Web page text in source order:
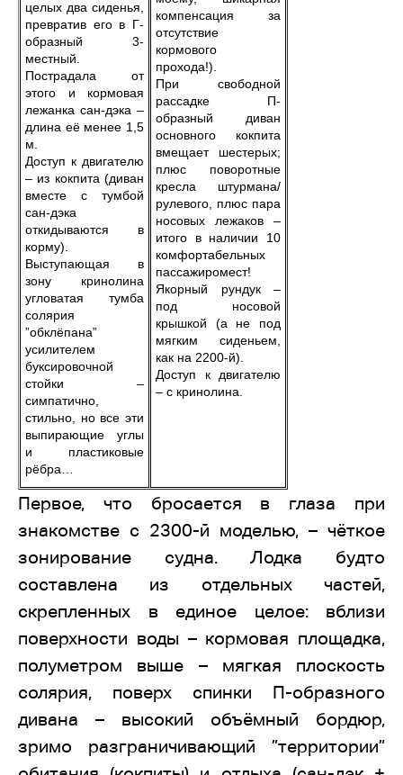
целых два сиденья,
превратив его в Г-
образный 3-
местный.
Пострадала от
этого и кормовая
лежанка сан-дэка –
длина её менее 1,5
м.
Доступ к двигателю
– из кокпита (диван
вместе с тумбой
сан-дэка
откидываются в
корму).
Выступающая в
зону кринолина
угловатая тумба
солярия
”обклёпана”
усилителем
буксировочной
стойки –
симпатично,
стильно, но все эти
выпирающие углы
и пластиковые
рёбра…
компенсация за
отсутствие
кормового
прохода!).
При свободной
рассадке П-
образный диван
основного кокпита
вмещает шестерых;
плюс поворотные
кресла штурмана/
рулевого, плюс пара
носовых лежаков –
итого в наличии 10
комфортабельных
пассажиромест!
Якорный рундук –
под носовой
крышкой (а не под
мягким сиденьем,
как на 2200-й).
Доступ к двигателю
– с кринолина.
Первое, что бросается в глаза при
знакомстве с 2300-й моделью, – чёткое
зонирование судна. Лодка будто
составлена из отдельных частей,
скрепленных в единое целое: вблизи
поверхности воды – кормовая площадка,
полуметром выше – мягкая плоскость
солярия, поверх спинки П-образного
дивана – высокий объёмный бордюр,
зримо разграничивающий ”территории”